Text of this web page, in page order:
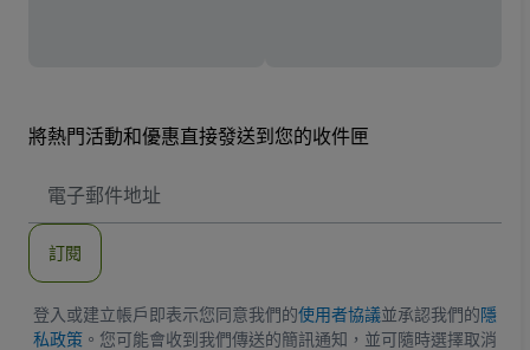
將熱門活動和優惠直接發送到您的收件匣
子
地
訂閱
登入或建立帳戶即表示您同意我們的使用者協議並承認我們的隱
私政策 。您可能會收到我們傳送的簡訊通知，並可隨時選擇取消